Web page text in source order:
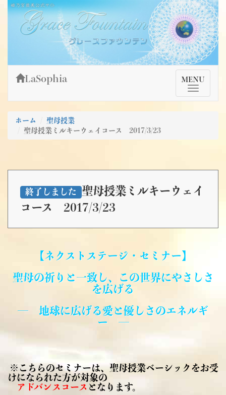
Skip
content
姫乃宮亜美公式サイト～Grace Fountain～
グレースファウンテン
TMenu
MENU
LaSophia
ホーム
聖母授業
聖母授業ミルキーウェイコース 2017/3/23
終了しました
聖母授業ミルキーウェイ
コース 2017/3/23
【ネクストステージ・セミナー】
聖母の祈りと一致し、この世界にやさしさ
を広げる
― 地球に広げる愛と優しさのエネルギ
ー ―
※こちらのセミナーは、聖母授業ベーシックをお受
けになられた方が対象の
アドバンスコース となります。